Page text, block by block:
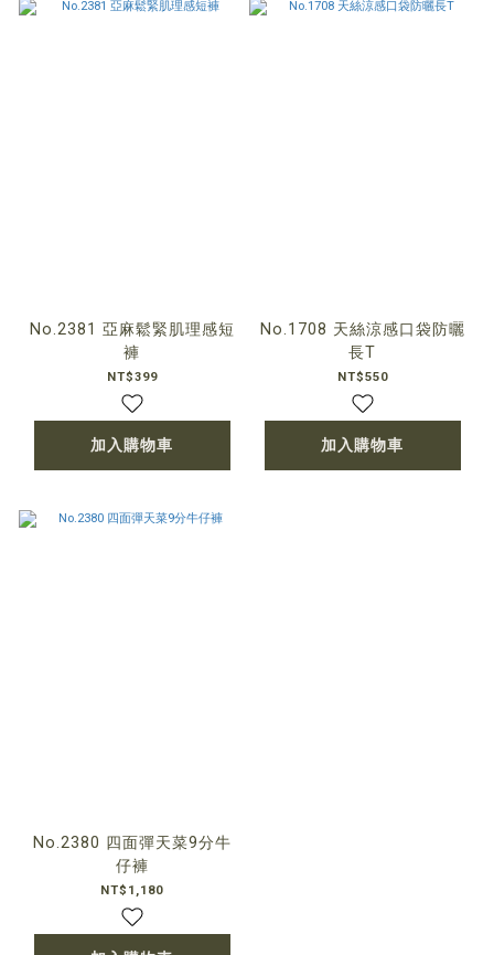
No.2381 亞麻鬆緊肌理感短
褲
NT$399
加入購物車
No.1708 天絲涼感口袋防曬
長T
NT$550
加入購物車
No.2380 四面彈天菜9分牛
仔褲
NT$1,180